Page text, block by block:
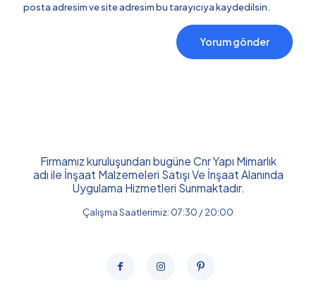
posta adresim ve site adresim bu tarayıcıya kaydedilsin.
Firmamız kuruluşundan bugüne Cnr Yapı Mimarlık
adı ile İnşaat Malzemeleri Satışı Ve İnşaat Alanında
Uygulama Hizmetleri Sunmaktadır.
Çalışma Saatlerimiz: 07:30 / 20:00